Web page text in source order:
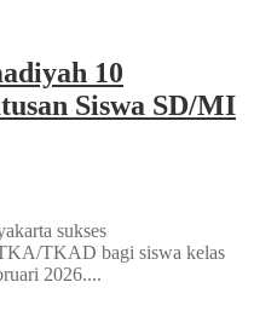
10
Siswa SD/MI
sukses
TKAD bagi siswa kelas
2026....